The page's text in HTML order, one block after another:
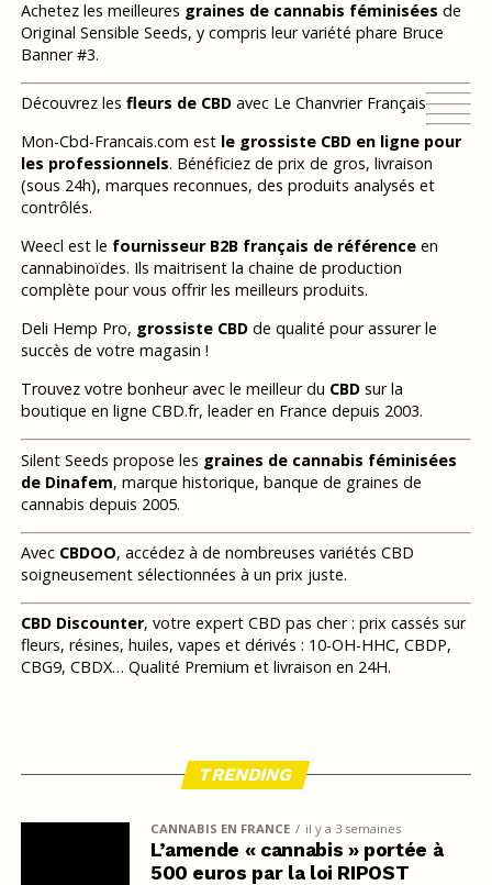
Achetez les meilleures graines de cannabis féminisées de
Original Sensible Seeds, y compris leur variété phare Bruce
Banner #3.
Découvrez les fleurs de CBDavec Le Chanvrier Français
Mon-Cbd-Francais.com est le grossiste CBD en ligne pour
les professionnels. Bénéficiez de prix de gros, livraison
(sous 24h), marques reconnues, des produits analysés et
contrôlés.
Weecl est le fournisseur B2B français de référenceen
cannabinoïdes. Ils maitrisent la chaine de production
complète pour vous offrir les meilleurs produits.
Deli Hemp Pro, grossiste CBDde qualité pour assurer le
succès de votre magasin !
Trouvez votre bonheur avec le meilleur du CBDsur la
boutique en ligne CBD.fr, leader en France depuis 2003.
Silent Seeds propose les graines de cannabis féminisées
de Dinafem, marque historique, banque de graines de
cannabis depuis 2005.
Avec CBDOO, accédez à de nombreuses variétés CBD
soigneusement sélectionnées à un prix juste.
CBD Discounter, votre expert CBD pas cher : prix cassés sur
fleurs, résines, huiles, vapes et dérivés : 10-OH-HHC, CBDP,
CBG9, CBDX… Qualité Premium et livraison en 24H.
TRENDING
CANNABIS EN FRANCE il y a 3 semaines
L’amende « cannabis » portée à
500 euros par la loi RIPOST